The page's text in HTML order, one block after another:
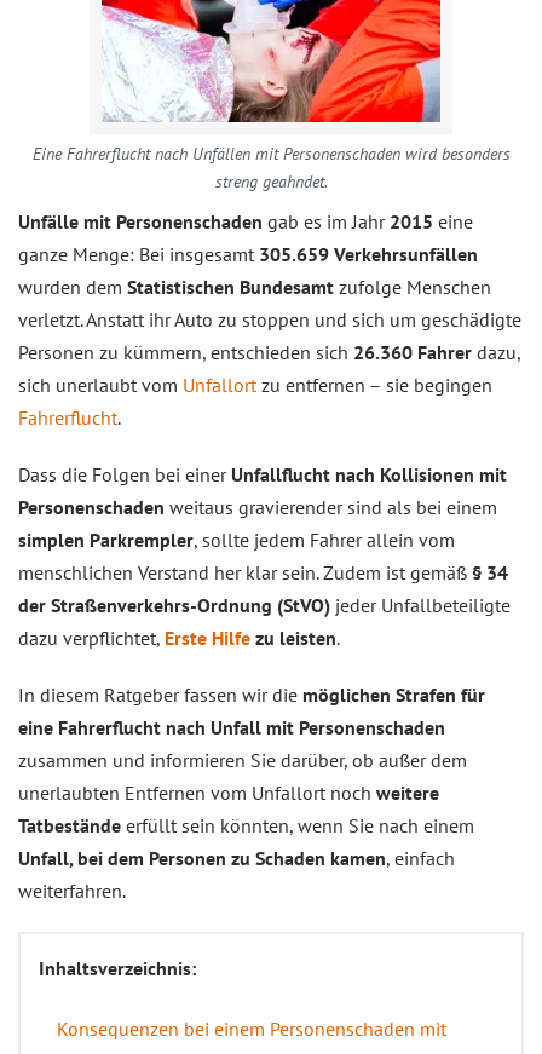
Eine Fahrerflucht nach Unfällen mit Personenschaden wird besonders
streng geahndet.
Unfälle mit Personenschaden gab es im Jahr 2015 eine
ganze Menge: Bei insgesamt 305.659 Verkehrsunfällen
wurden dem Statistischen Bundesamt zufolge Menschen
verletzt. Anstatt ihr Auto zu stoppen und sich um geschädigte
Personen zu kümmern, entschieden sich 26.360 Fahrer dazu,
sich unerlaubt vom Unfallortzu entfernen – sie begingen
Fahrerflucht.
Dass die Folgen bei einer Unfallflucht nach Kollisionen mit
Personenschaden weitaus gravierender sind als bei einem
simplen Parkrempler, sollte jedem Fahrer allein vom
menschlichen Verstand her klar sein. Zudem ist gemäß § 34
der Straßenverkehrs-Ordnung (StVO) jeder Unfallbeteiligte
dazu verpflichtet, Erste Hilfe zu leisten.
In diesem Ratgeber fassen wir die möglichen Strafen für
eine Fahrerflucht nach Unfall mit Personenschaden
zusammen und informieren Sie darüber, ob außer dem
unerlaubten Entfernen vom Unfallort noch weitere
Tatbestände erfüllt sein könnten, wenn Sie nach einem
Unfall, bei dem Personen zu Schaden kamen, einfach
weiterfahren.
Inhaltsverzeichnis:
Konsequenzen bei einem Personenschaden mit